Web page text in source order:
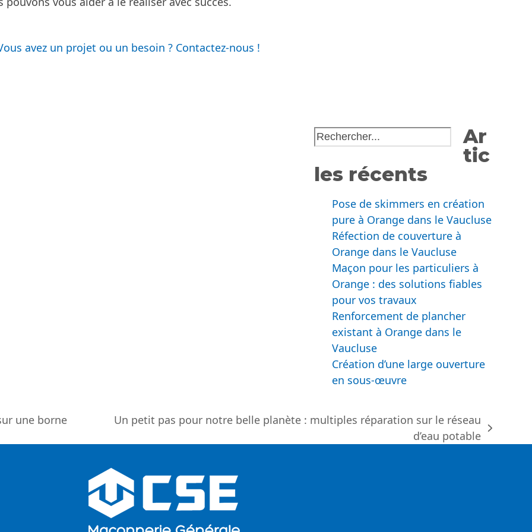
avez un projet ou un besoin ? Contactez-nous !
Ar
tic
les récents
Pose de skimmers en création
pure à Orange dans le Vaucluse
Réfection de couverture à
Orange dans le Vaucluse
Maçon pour les particuliers à
Orange : des solutions fiables
pour vos travaux
Renforcement de plancher
existant à Orange dans le
Vaucluse
Création d’une large ouverture
en sous-œuvre
une borne
Un petit pas pour notre belle planète : multiples réparation sur le réseau
d’eau potable